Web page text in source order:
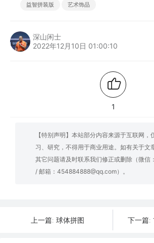
益智拼装版
艺术饰品
深山闲士
2022年12月10日 01:00:10
1
【特别声明】本站部分内容来源于互联网，
习、研究，不得用于商业用途。如有关于文
其它问题请及时联系我们修正或删除（微信
/ 邮箱：454884888@qq.com）。
上一篇: 球体拼图 下一篇: